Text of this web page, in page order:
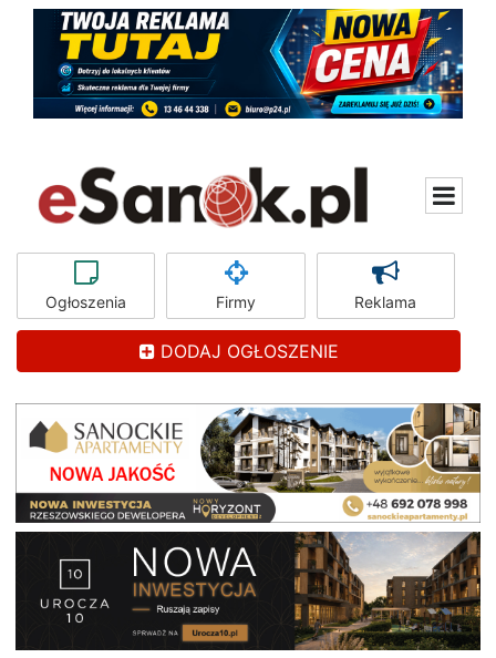
Ogłoszenia Firmy Reklama
DODAJ OGŁOSZENIE